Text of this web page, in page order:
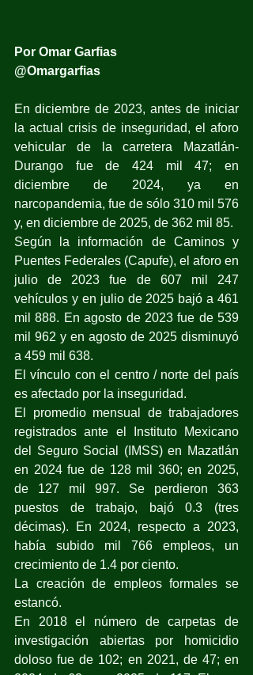
Por Omar Garfias
@Omargarfias
En diciembre de 2023, antes de iniciar
la actual crisis de inseguridad, el aforo
vehicular de la carretera Mazatlán-
Durango fue de 424 mil 47; en
diciembre de 2024, ya en
narcopandemia, fue de sólo 310 mil 576
y, en diciembre de 2025, de 362 mil 85.
Según la información de Caminos y
Puentes Federales (Capufe), el aforo en
julio de 2023 fue de 607 mil 247
vehículos y en julio de 2025 bajó a 461
mil 888. En agosto de 2023 fue de 539
mil 962 y en agosto de 2025 disminuyó
a 459 mil 638.
El vínculo con el centro / norte del país
es afectado por la inseguridad.
El promedio mensual de trabajadores
registrados ante el Instituto Mexicano
del Seguro Social (IMSS) en Mazatlán
en 2024 fue de 128 mil 360; en 2025,
de 127 mil 997. Se perdieron 363
puestos de trabajo, bajó 0.3 (tres
décimas). En 2024, respecto a 2023,
había subido mil 766 empleos, un
crecimiento de 1.4 por ciento.
La creación de empleos formales se
estancó.
En 2018 el número de carpetas de
investigación abiertas por homicidio
doloso fue de 102; en 2021, de 47; en